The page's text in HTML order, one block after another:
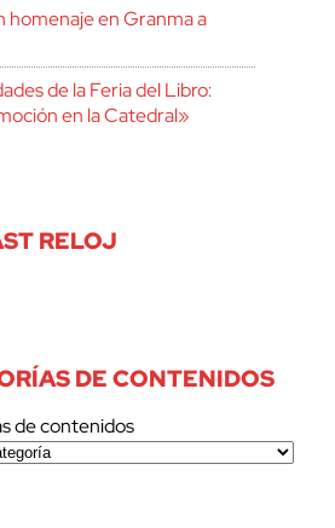
homenaje en Granma a
de la Feria del Libro:
en la Catedral»
RELOJ
DE CONTENIDOS
de contenidos